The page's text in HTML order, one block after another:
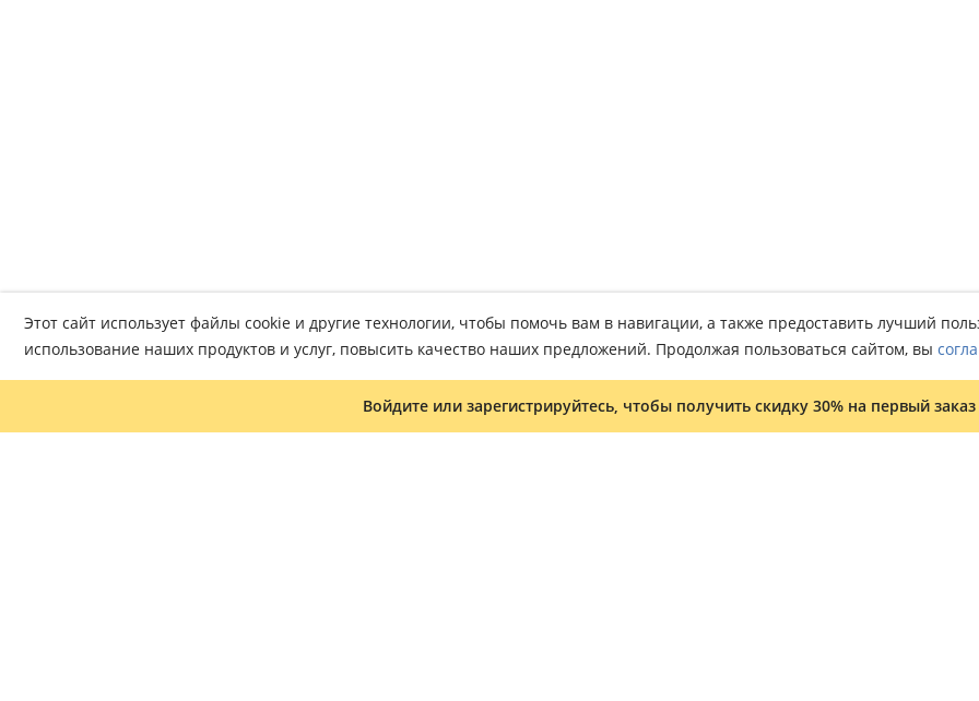
Войдите или зарегистрируйтесь, чтобы получить скидку 30% на первый заказ
Этот сайт использует файлы cookie и другие технологии, чтобы помочь вам в навигации, а также предоставить лучший
использование наших продуктов и услуг, повысить качество наших предложений. Продолжая пользоваться сайтом, вы